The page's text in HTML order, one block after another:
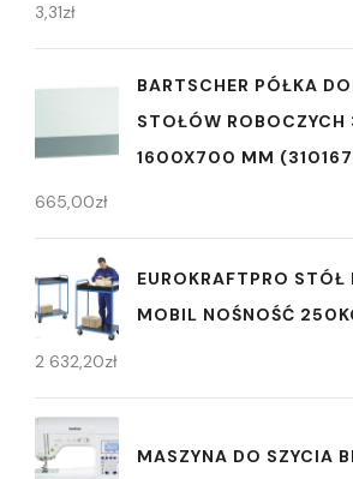
3,31zł
BARTSCHER PÓŁKA
STOŁÓW ROBOCZYCH
1600X700 MM
665,00zł
EUROKRAFTPRO STÓŁ
MOBIL NOŚNOŚĆ
2 632,20zł
MASZYNA DO SZYCIA